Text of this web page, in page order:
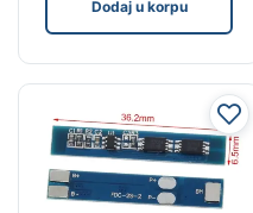
Dodaj u korpu